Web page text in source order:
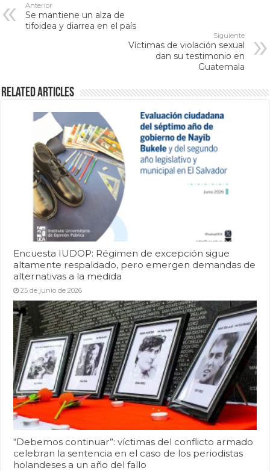
Anterior
Se mantiene un alza de
tifoidea y diarrea en el país
Siguiente
Víctimas de violación sexual
dan su testimonio en
Guatemala
Related Articles
Encuesta IUDOP: Régimen de excepción sigue
altamente respaldado, pero emergen demandas de
alternativas a la medida
25 de junio de 2026
“Debemos continuar”: víctimas del conflicto armado
celebran la sentencia en el caso de los periodistas
holandeses a un año del fallo